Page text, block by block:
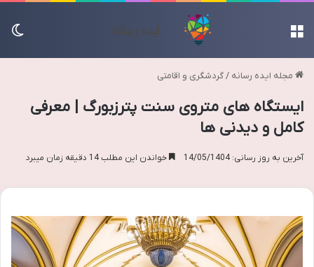
مجله ایده رسانه /گردشگری و اقامتی
ایستگاه های متروی سنت پترزبورگ | معرفی
کامل و دیدنی ها
آخرین به روز رسانی: 14/05/1404 خواندن این مطلب 14 دقیقه زمان میبرد